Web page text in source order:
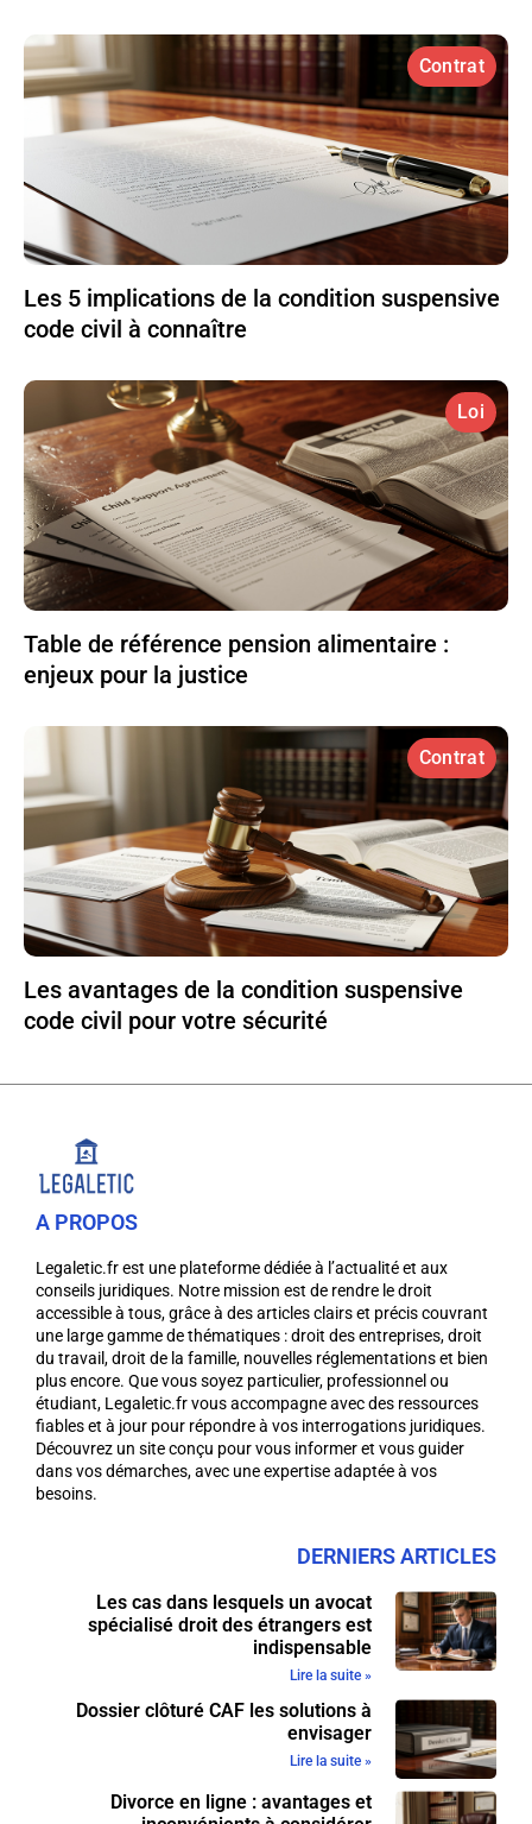
Contrat
Les 5 implications de la condition suspensive
code civil à connaître
Loi
Table de référence pension alimentaire :
enjeux pour la justice
Contrat
Les avantages de la condition suspensive
code civil pour votre sécurité
A PROPOS
Legaletic.fr est une plateforme dédiée à l’actualité et aux
conseils juridiques. Notre mission est de rendre le droit
accessible à tous, grâce à des articles clairs et précis couvrant
une large gamme de thématiques : droit des entreprises, droit
du travail, droit de la famille, nouvelles réglementations et bien
plus encore. Que vous soyez particulier, professionnel ou
étudiant, Legaletic.fr vous accompagne avec des ressources
fiables et à jour pour répondre à vos interrogations juridiques.
Découvrez un site conçu pour vous informer et vous guider
dans vos démarches, avec une expertise adaptée à vos
besoins.
DERNIERS ARTICLES
Les cas dans lesquels un avocat
spécialisé droit des étrangers est
indispensable
Lire la suite »
Dossier clôturé CAF les solutions à
envisager
Lire la suite »
Divorce en ligne : avantages et